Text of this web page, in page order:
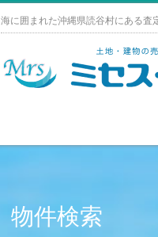
海に囲まれた沖縄県読谷村にある査
物件検索